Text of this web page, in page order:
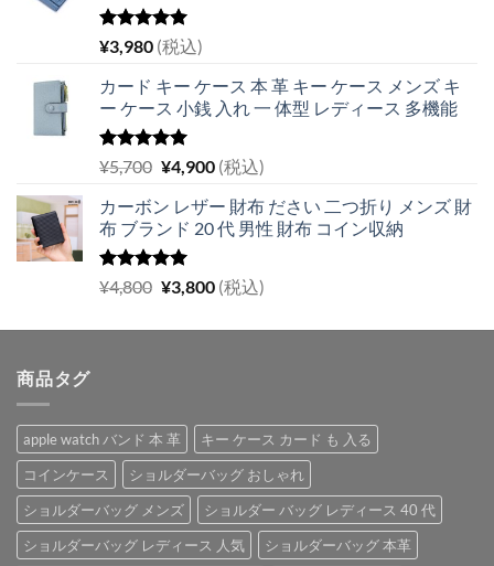
5段階中
5.00
の評価
¥3,980 (税込)
カード キー ケース 本 革 キー ケース メンズ キ
ー ケース 小銭 入れ 一 体型 レディース 多機能
5段階中
5.00
の評価
¥5,700 元
価
格
は
¥5,700
し
¥4,900現
の
価
は
で
(税込)
カーボン レザー 財布 ださい 二つ折り メンズ 財
布 ブランド 20 代 男性 財布 コイン収納
5段階中
5.00
の評価
¥4,800 元
価
で
し
た。
¥3,800現
の
¥3,800
で
す。
(税込)
商品タグ
apple watch バンド 本 革
キー ケース カード も 入る
コインケース
ショルダーバッグ おしゃれ
ショルダーバッグ メンズ
ショルダー バッグ レディース 40 代
ショルダーバッグ レディース 人気
ショルダーバッグ 本革